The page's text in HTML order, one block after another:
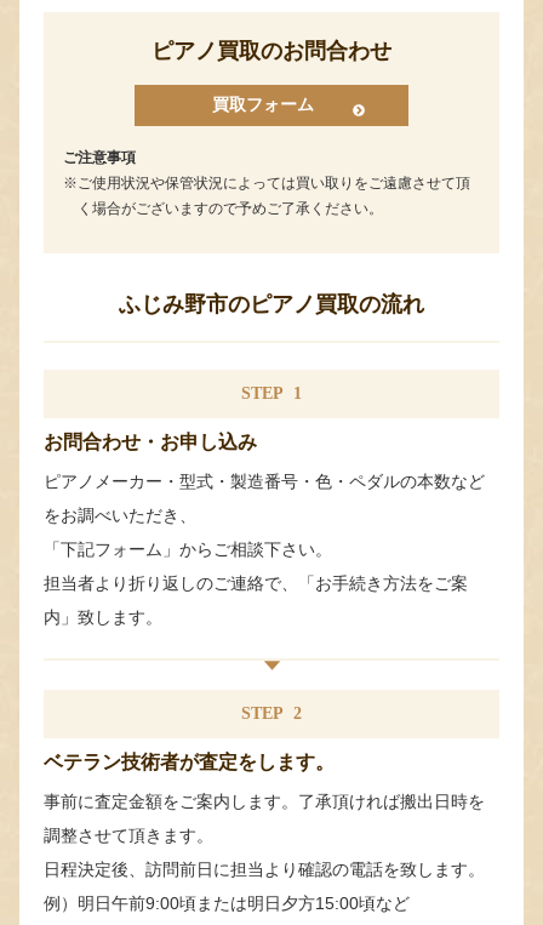
ピアノ買取のお問合わせ
買取フォーム
ご注意事項
ご使用状況や保管状況によっては買い取りをご遠慮させて頂
く場合がございますので予めご了承ください。
ふじみ野市のピアノ買取の流れ
STEP 1
お問合わせ・お申し込み
ピアノメーカー・型式・製造番号・色・ペダルの本数など
をお調べいただき、
「下記フォーム」からご相談下さい。
担当者より折り返しのご連絡で、「お手続き方法をご案
内」致します。
STEP 2
ベテラン技術者が査定をします。
事前に査定金額をご案内します。了承頂ければ搬出日時を
調整させて頂きます。
日程決定後、訪問前日に担当より確認の電話を致します。
例）明日午前9:00頃または明日夕方15:00頃など